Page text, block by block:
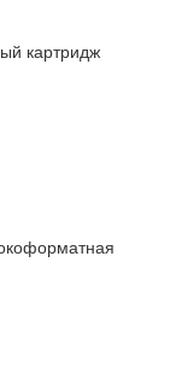
картридж